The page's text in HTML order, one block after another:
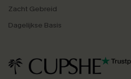
Zacht Gebreid
Dagelijkse Basis